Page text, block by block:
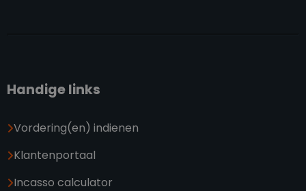
Handige links
Vordering(en) indienen
Klantenportaal
Incasso calculator